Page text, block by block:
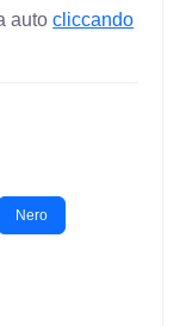
autocliccando
Nero